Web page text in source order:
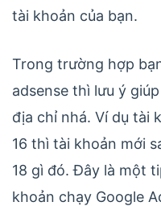
tài khoản của bạn.
Trong trường hợp
adsense thì lưu ý
địa chỉ nhá. Ví dụ tài
16 thì tài khoản mới
18 gì đó. Đây là một
khoản chạy Google